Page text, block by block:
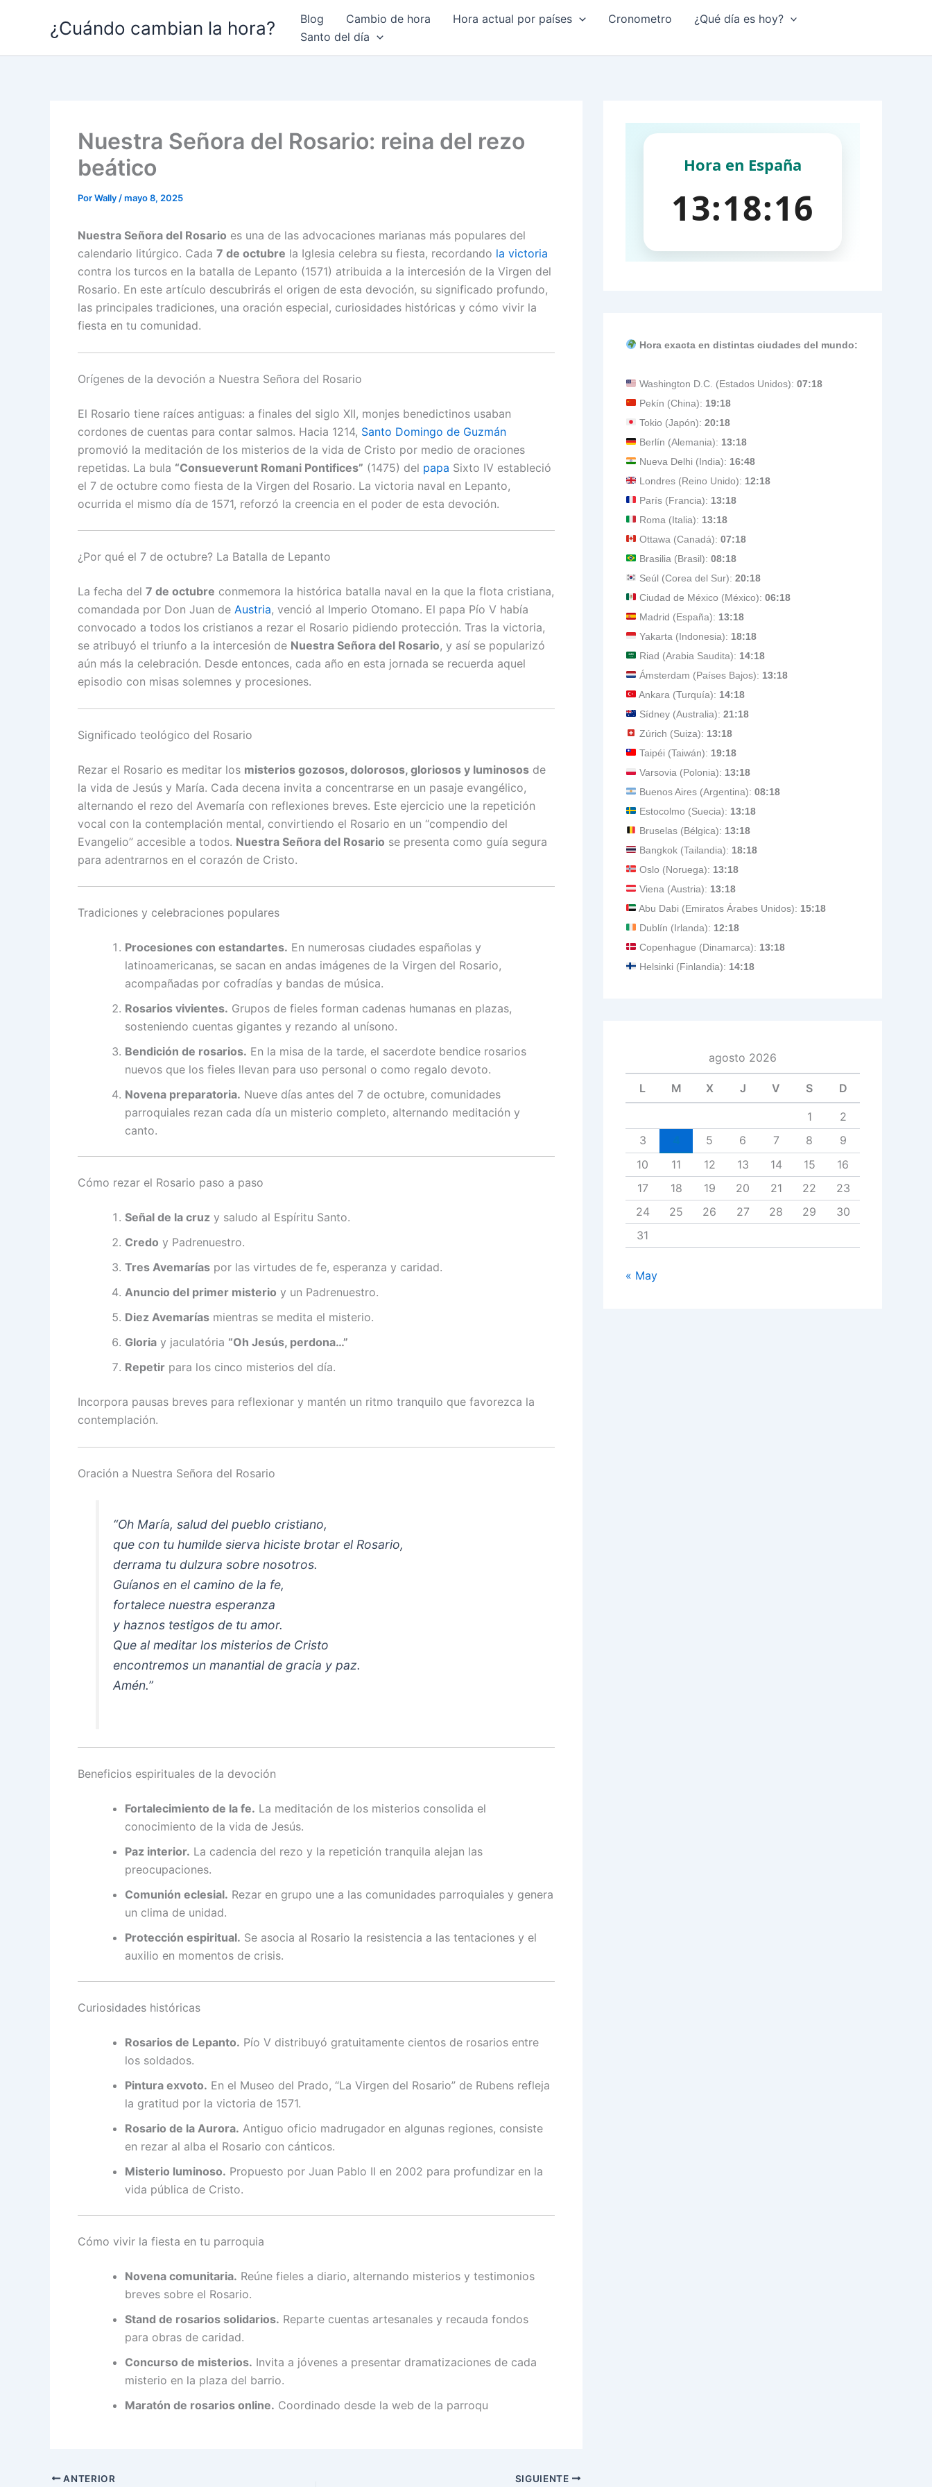
¿Cuándo cambian la hora? Blog Cambio de hora Hora actual por países Cronometro
¿Qué día es hoy?
Santo del día
Nuestra Señora del Rosario: reina del rezo
beático
PorWally /mayo 8, 2025
Nuestra Señora del Rosario es una de las advocaciones marianas más populares del
calendario litúrgico. Cada 7 de octubre la Iglesia celebra su fiesta, recordando la victoria
contra los turcos en la batalla de Lepanto (1571) atribuida a la intercesión de la Virgen del
Rosario. En este artículo descubrirás el origen de esta devoción, su significado profundo,
las principales tradiciones, una oración especial, curiosidades históricas y cómo vivir la
fiesta en tu comunidad.
Orígenes de la devoción a Nuestra Señora del Rosario
El Rosario tiene raíces antiguas: a finales del siglo XII, monjes benedictinos usaban
cordones de cuentas para contar salmos. Hacia 1214, Santo Domingo de Guzmán
promovió la meditación de los misterios de la vida de Cristo por medio de oraciones
repetidas. La bula “Consueverunt Romani Pontifices” (1475) del papa Sixto IV estableció
el 7 de octubre como fiesta de la Virgen del Rosario. La victoria naval en Lepanto,
ocurrida el mismo día de 1571, reforzó la creencia en el poder de esta devoción.
¿Por qué el 7 de octubre? La Batalla de Lepanto
La fecha del 7 de octubre conmemora la histórica batalla naval en la que la flota cristiana,
comandada por Don Juan de Austria, venció al Imperio Otomano. El papa Pío V había
convocado a todos los cristianos a rezar el Rosario pidiendo protección. Tras la victoria,
se atribuyó el triunfo a la intercesión de Nuestra Señora del Rosario, y así se popularizó
aún más la celebración. Desde entonces, cada año en esta jornada se recuerda aquel
episodio con misas solemnes y procesiones.
Significado teológico del Rosario
Rezar el Rosario es meditar los misterios gozosos, dolorosos, gloriosos y luminosos de
la vida de Jesús y María. Cada decena invita a concentrarse en un pasaje evangélico,
alternando el rezo del Avemaría con reflexiones breves. Este ejercicio une la repetición
vocal con la contemplación mental, convirtiendo el Rosario en un “compendio del
Evangelio” accesible a todos. Nuestra Señora del Rosario se presenta como guía segura
para adentrarnos en el corazón de Cristo.
Tradiciones y celebraciones populares
Procesiones con estandartes. En numerosas ciudades españolas y
latinoamericanas, se sacan en andas imágenes de la Virgen del Rosario,
acompañadas por cofradías y bandas de música.
Rosarios vivientes. Grupos de fieles forman cadenas humanas en plazas,
sosteniendo cuentas gigantes y rezando al unísono.
Bendición de rosarios. En la misa de la tarde, el sacerdote bendice rosarios
nuevos que los fieles llevan para uso personal o como regalo devoto.
Novena preparatoria. Nueve días antes del 7 de octubre, comunidades
parroquiales rezan cada día un misterio completo, alternando meditación y
canto.
Cómo rezar el Rosario paso a paso
Señal de la cruz y saludo al Espíritu Santo.
Credo y Padrenuestro.
Tres Avemarías por las virtudes de fe, esperanza y caridad.
Anuncio del primer misterio y un Padrenuestro.
Diez Avemarías mientras se medita el misterio.
Gloria y jaculatória “Oh Jesús, perdona…”
Repetir para los cinco misterios del día.
Incorpora pausas breves para reflexionar y mantén un ritmo tranquilo que favorezca la
contemplación.
Oración a Nuestra Señora del Rosario
“Oh María, salud del pueblo cristiano,
que con tu humilde sierva hiciste brotar el Rosario,
derrama tu dulzura sobre nosotros.
Guíanos en el camino de la fe,
fortalece nuestra esperanza
y haznos testigos de tu amor.
Que al meditar los misterios de Cristo
encontremos un manantial de gracia y paz.
Amén.”
Beneficios espirituales de la devoción
Fortalecimiento de la fe. La meditación de los misterios consolida el
conocimiento de la vida de Jesús.
Paz interior. La cadencia del rezo y la repetición tranquila alejan las
preocupaciones.
Comunión eclesial. Rezar en grupo une a las comunidades parroquiales y genera
un clima de unidad.
Protección espiritual. Se asocia al Rosario la resistencia a las tentaciones y el
auxilio en momentos de crisis.
Curiosidades históricas
Rosarios de Lepanto. Pío V distribuyó gratuitamente cientos de rosarios entre
los soldados.
Pintura exvoto. En el Museo del Prado, “La Virgen del Rosario” de Rubens refleja
la gratitud por la victoria de 1571.
Rosario de la Aurora. Antiguo oficio madrugador en algunas regiones, consiste
en rezar al alba el Rosario con cánticos.
Misterio luminoso. Propuesto por Juan Pablo II en 2002 para profundizar en la
vida pública de Cristo.
Cómo vivir la fiesta en tu parroquia
Novena comunitaria. Reúne fieles a diario, alternando misterios y testimonios
breves sobre el Rosario.
Stand de rosarios solidarios. Reparte cuentas artesanales y recauda fondos
para obras de caridad.
Concurso de misterios. Invita a jóvenes a presentar dramatizaciones de cada
misterio en la plaza del barrio.
Maratón de rosarios online. Coordinado desde la web de la parroqu
ANTERIOR SIGUIENTE
Hora exacta en distintas ciudades del mundo:
Washington D.C. (Estados Unidos): 07:18
Pekín (China): 19:18
Tokio (Japón): 20:18
Berlín (Alemania): 13:18
Nueva Delhi (India): 16:48
Londres (Reino Unido): 12:18
París (Francia): 13:18
Roma (Italia): 13:18
Ottawa (Canadá): 07:18
Brasilia (Brasil): 08:18
Seúl (Corea del Sur): 20:18
Ciudad de México (México): 06:18
Madrid (España): 13:18
Yakarta (Indonesia): 18:18
Riad (Arabia Saudita): 14:18
Ámsterdam (Países Bajos): 13:18
Ankara (Turquía): 14:18
Sídney (Australia): 21:18
Zúrich (Suiza): 13:18
Taipéi (Taiwán): 19:18
Varsovia (Polonia): 13:18
Buenos Aires (Argentina): 08:18
Estocolmo (Suecia): 13:18
Bruselas (Bélgica): 13:18
Bangkok (Tailandia): 18:18
Oslo (Noruega): 13:18
Viena (Austria): 13:18
Abu Dabi (Emiratos Árabes Unidos): 15:18
Dublín (Irlanda): 12:18
Copenhague (Dinamarca): 13:18
Helsinki (Finlandia): 14:18
agosto 2026
L M X J V S D
1
2
3
5 6 7 8
9
10
11 12 13 14 15
16
17
18 19 20 21 22
23
24
25 26 27 28 29
30
31
« May